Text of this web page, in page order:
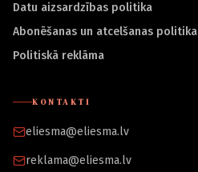
Datu aizsardzības politika
Abonēšanas un atcelšanas politika
Politiskā reklāma
KONTAKTI
eliesma@eliesma.lv
reklama@eliesma.lv